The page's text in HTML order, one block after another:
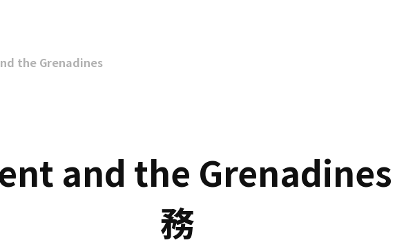
the Grenadines
and the Grenadines
務